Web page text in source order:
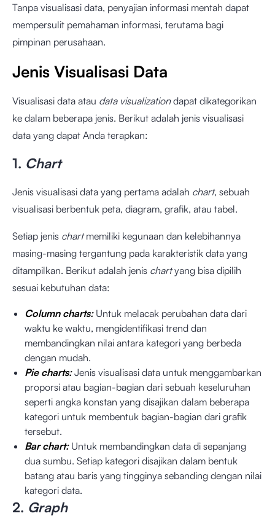
Tanpa visualisasi data, penyajian informasi mentah dapat
mempersulit pemahaman informasi, terutama bagi
pimpinan perusahaan.
Jenis Visualisasi Data
Visualisasi data atau data visualizationdapat dikategorikan
ke dalam beberapa jenis. Berikut adalah jenis visualisasi
data yang dapat Anda terapkan:
1. Chart
Jenis visualisasi data yang pertama adalah chart, sebuah
visualisasi berbentuk peta, diagram, grafik, atau tabel.
Setiap jenis chartmemiliki kegunaan dan kelebihannya
masing-masing tergantung pada karakteristik data yang
ditampilkan. Berikut adalah jenis chartyang bisa dipilih
sesuai kebutuhan data:
Column charts:Untuk melacak perubahan data dari
waktu ke waktu, mengidentifikasi trend dan
membandingkan nilai antara kategori yang berbeda
dengan mudah.
Pie charts:Jenis visualisasi data untuk menggambarkan
proporsi atau bagian-bagian dari sebuah keseluruhan
seperti angka konstan yang disajikan dalam beberapa
kategori untuk membentuk bagian-bagian dari grafik
tersebut.
Bar chart: Untuk membandingkan data di sepanjang
dua sumbu. Setiap kategori disajikan dalam bentuk
batang atau baris yang tingginya sebanding dengan nilai
kategori data.
2. Graph